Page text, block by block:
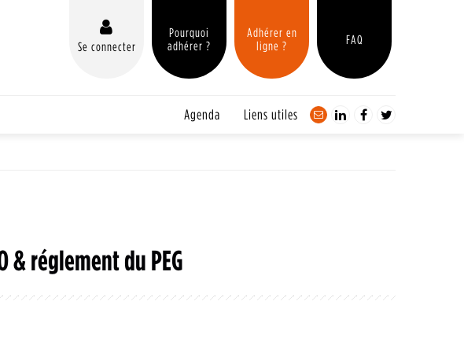
Se connecter
Pourquoi
adhérer ?
Adhérer en
ligne ?
FAQ
Agenda Liens utiles
& réglement du PEG